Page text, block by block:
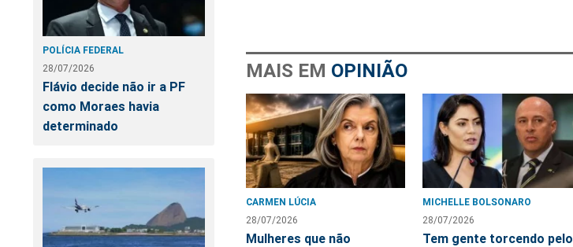
POLÍCIA FEDERAL
28/07/2026
Flávio decide não ir a PF
como Moraes havia
determinado
MAIS EM OPINIÃO
CARMEN LÚCIA
28/07/2026
Mulheres que não
MICHELLE BOLSONARO
28/07/2026
Tem gente torcendo pelo